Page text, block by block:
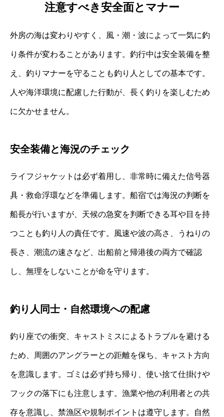
注意すべき安全面とマナー
外房の海は変わりやすく、風・潮・波によって一気に釣
り条件が変わることがあります。釣行中は安全装備を整
え、釣りマナーを守ることも釣り人としての基本です。
人や海洋環境に配慮した行動が、長く釣りを楽しむため
に欠かせません。
安全装備と海況のチェック
ライフジャケットは必ず着用し、非常時に備えた信号器
具・救命浮環などを準備します。船宿では海況の判断を
船長が行いますが、天候の急変を判断できる耳や目を持
つことも釣り人の責任です。風速や波の高さ、うねりの
長さ、潮流の速さなど、出船前と帰港後の両方で確認
し、無理をしないことが命を守ります。
釣り人同士・自然環境への配慮
釣り座での衝突、キャストミスによるトラブルを避ける
ため、周囲のアングラーとの距離を保ち、キャスト方向
を意識します。ゴミは必ず持ち帰り、使い捨て仕掛けや
フックの落下にも注意します。漁業や他の利用者との共
存を意識し、禁漁区や規制ポイントは遵守します。自然